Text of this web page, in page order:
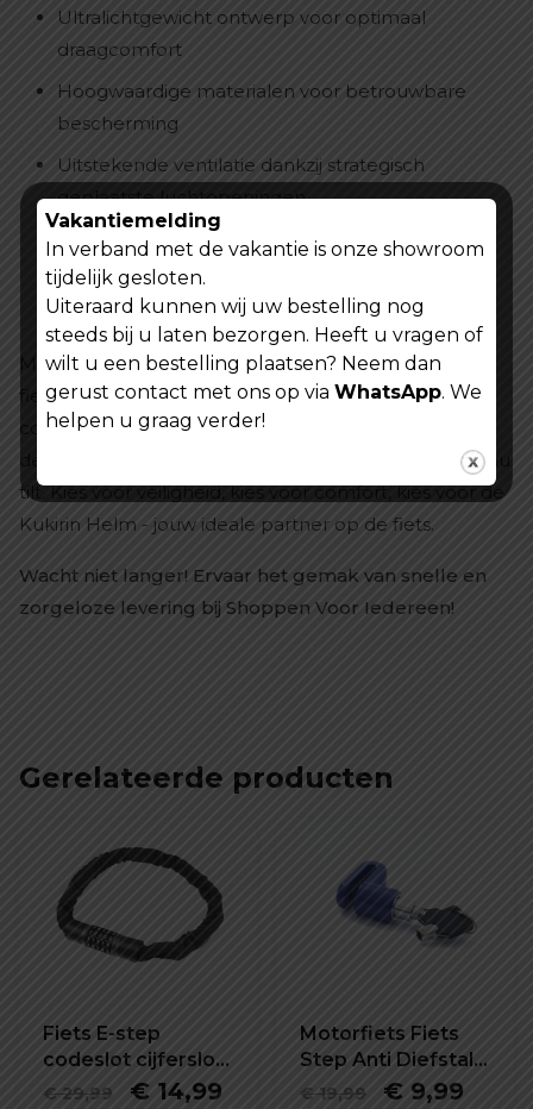
Ultralichtgewicht ontwerp voor optimaal
draagcomfort
Hoogwaardige materialen voor betrouwbare
bescherming
Uitstekende ventilatie dankzij strategisch
geplaatste luchtopeningen
Eenvoudig instelbaar voor een perfecte,
persoonlijke pasvorm
Stijlvol design in diverse kleuropties
Met de Kukirin Helm kies je voor een ultralichte
fietshelm die bescherming, comfort en stijl naadloos
combineert. Ervaar zelf het verschil en ontdek hoe
deze helm jouw fietsavonturen naar een hoger niveau
tilt. Kies voor veiligheid, kies voor comfort, kies voor de
Kukirin Helm - jouw ideale partner op de fiets.
Wacht niet langer! Ervaar het gemak van snelle en
zorgeloze levering bij Shoppen Voor Iedereen!
Gerelateerde producten
Fiets E-step
codeslot cijferslot
57X120 mm
€29,99
Oorspronkelijke
€ 14,99 Huidige
Motorfiets Fiets
Step Anti Diefstal
Schijfrem Slot
€19,99 € 9,99
Vakantiemelding
In verband met de vakantie is onze showroom
tijdelijk gesloten.
Uiteraard kunnen wij uw bestelling nog
steeds bij u laten bezorgen. Heeft u vragen of
wilt u een bestelling plaatsen? Neem dan
gerust contact met ons op via WhatsApp. We
helpen u graag verder!